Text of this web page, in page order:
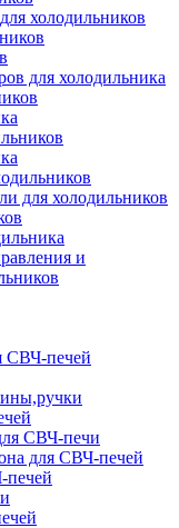
холодильников
для холодильника
для холодильников
и
СВЧ-печей
СВЧ-печи
для СВЧ-печей
печей